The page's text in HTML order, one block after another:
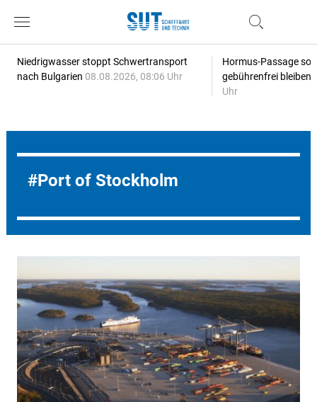
Niedrigwasser stoppt Schwertransport
nach Bulgarien 08.08.2026, 08:06 Uhr
Hormus-Passage
gebührenfrei bleiben
Uhr
Port of Stockholm